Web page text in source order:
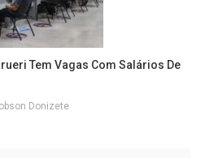
Tem Vagas Com Salários De
Donizete